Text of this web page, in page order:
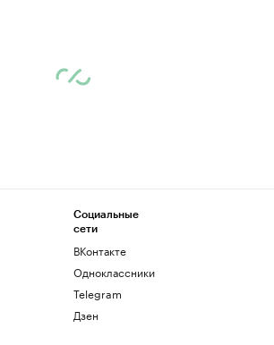
Социальные
сети
ВКонтакте
Одноклассники
Telegram
Дзен